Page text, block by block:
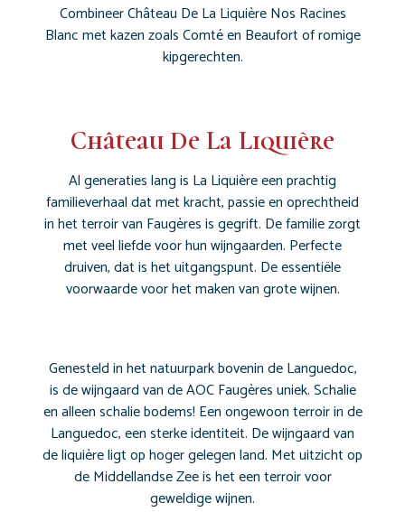
Combineer Château De La Liquière Nos Racines
Blanc met kazen zoals Comté en Beaufort of romige
kipgerechten.
Château De La Liquière
Al generaties lang is La Liquière een prachtig
familieverhaal dat met kracht, passie en oprechtheid
in het terroir van Faugères is gegrift. De familie zorgt
met veel liefde voor hun wijngaarden. Perfecte
druiven, dat is het uitgangspunt. De essentiële
voorwaarde voor het maken van grote wijnen.
Genesteld in het natuurpark bovenin de Languedoc,
is de wijngaard van de AOC Faugères uniek. Schalie
en alleen schalie bodems! Een ongewoon terroir in de
Languedoc, een sterke identiteit. De wijngaard van
de liquière ligt op hoger gelegen land. Met uitzicht op
de Middellandse Zee is het een terroir voor
geweldige wijnen.